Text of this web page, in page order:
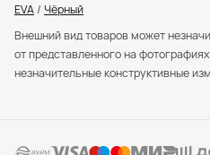
EVA / Чёрный
Внешний вид товаров может
от представленного на
незначительные конструктивные